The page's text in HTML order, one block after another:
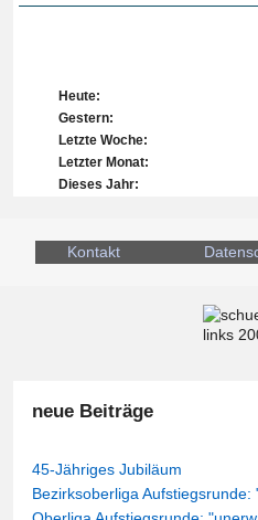
Heute:
Gestern:
Letzte Woche:
Letzter Monat:
Dieses Jahr:
Kontakt
neue Beiträge
45-Jähriges Jubiläum
Bezirksoberliga